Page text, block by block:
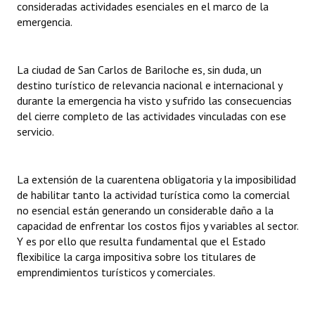
consideradas actividades esenciales en el marco de la
emergencia.
La ciudad de San Carlos de Bariloche es, sin duda, un
destino turístico de relevancia nacional e internacional y
durante la emergencia ha visto y sufrido las consecuencias
del cierre completo de las actividades vinculadas con ese
servicio.
La extensión de la cuarentena obligatoria y la imposibilidad
de habilitar tanto la actividad turística como la comercial
no esencial están generando un considerable daño a la
capacidad de enfrentar los costos fijos y variables al sector.
Y es por ello que resulta fundamental que el Estado
flexibilice la carga impositiva sobre los titulares de
emprendimientos turísticos y comerciales.